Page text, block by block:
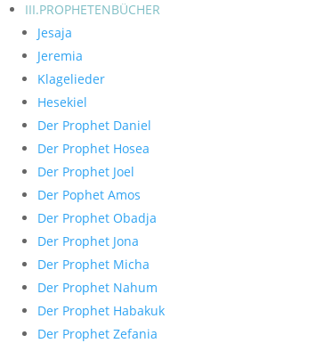
III.PROPHETENBÜCHER
Jesaja
Jeremia
Klagelieder
Hesekiel
Der Prophet Daniel
Der Prophet Hosea
Der Prophet Joel
Der Pophet Amos
Der Prophet Obadja
Der Prophet Jona
Der Prophet Micha
Der Prophet Nahum
Der Prophet Habakuk
Der Prophet Zefania